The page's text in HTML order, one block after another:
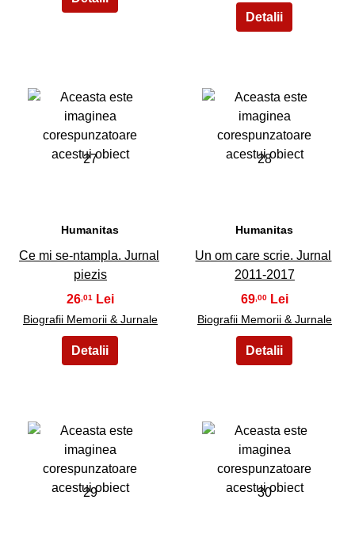
27
Humanitas
Ce mi se-ntampla. Jurnal
piezis
26,01
Biografii Memorii & Jurnale
28
Humanitas
Un om care scrie. Jurnal
2011-2017
69,00
Biografii Memorii & Jurnale
29 30